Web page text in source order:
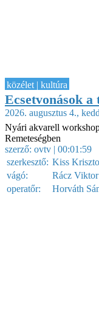
közélet | kultúra
Ecsetvonások a
2026. augusztus 4.,
Nyári akvarell
Remeteségben
szerző: ovtv | 00:01:59
szerkesztő: Kiss
vágó:
Rácz Viktor
operatőr:
Horváth